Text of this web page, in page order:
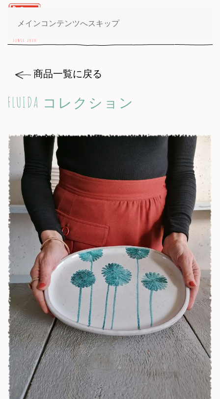
メインコンテンツへスキップ
商品一覧に戻る
FLUIDA コレクション